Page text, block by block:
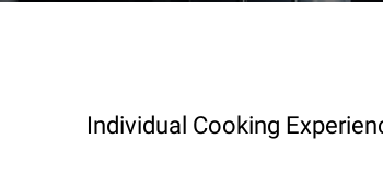
Individual Cooking